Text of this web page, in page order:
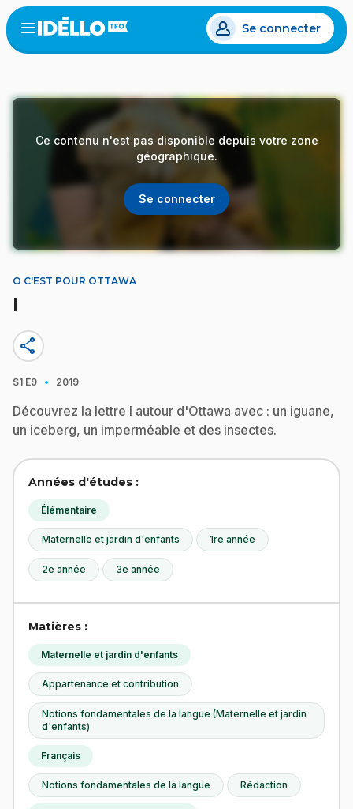
Aller
au
contenu
Open
menu
Se connecter
Ce contenu n'est pas disponible depuis votre zone
géographique.
Se connecter
O C'EST POUR OTTAWA
I
share
S1 E9 · 2019
Découvrez la lettre I autour d'Ottawa avec : un iguane,
un iceberg, un imperméable et des insectes.
Années d'études :
Élémentaire
Maternelle et jardin d'enfants 1re année
2e année 3e année
Matières :
Maternelle et jardin d'enfants
Appartenance et contribution
Notions fondamentales de la langue (Maternelle et jardin
d'enfants)
Français
Notions fondamentales de la langue Rédaction